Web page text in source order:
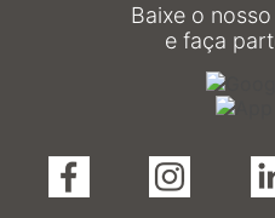
Baixe o nosso
e faça